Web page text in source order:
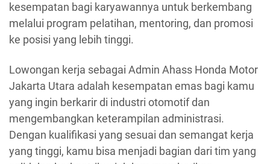
kesempatan bagi karyawannya untuk berkembang
melalui program pelatihan, mentoring, dan promosi
ke posisi yang lebih tinggi.
Lowongan kerja sebagai Admin Ahass Honda Motor
Jakarta Utara adalah kesempatan emas bagi kamu
yang ingin berkarir di industri otomotif dan
mengembangkan keterampilan administrasi.
Dengan kualifikasi yang sesuai dan semangat kerja
yang tinggi, kamu bisa menjadi bagian dari tim yang